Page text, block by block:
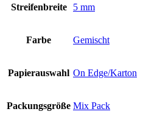
Streifenbreite 5 mm
Farbe Gemischt
Papierauswahl On Edge/Karton
Packungsgröße Mix Pack